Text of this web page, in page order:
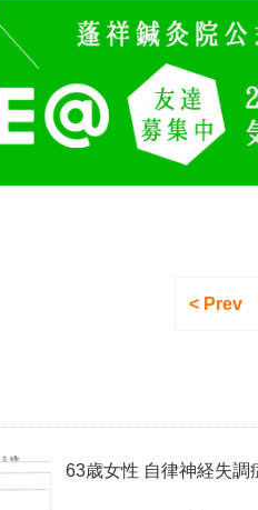
< Prev
63歳女性 自律神経失調